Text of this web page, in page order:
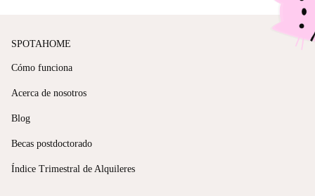
SPOTAHOME
Cómo funciona
Acerca de nosotros
Blog
Becas postdoctorado
Índice Trimestral de Alquileres